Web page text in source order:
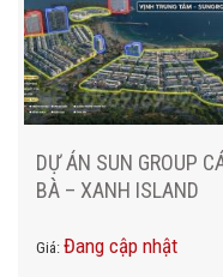
DỰ ÁN SUN GROUP CÁT
BÀ – XANH ISLAND
Giá: Đang cập nhật